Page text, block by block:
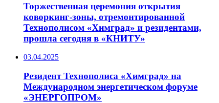
Торжественная церемония открытия
коворкинг-зоны, отремонтированной
Технополисом «Химград» и резидентами,
прошла сегодня в «КНИТУ»
03.04.2025
Резидент Технополиса «Химград» на
Международном энергетическом форуме
«ЭНЕРГОПРОМ»